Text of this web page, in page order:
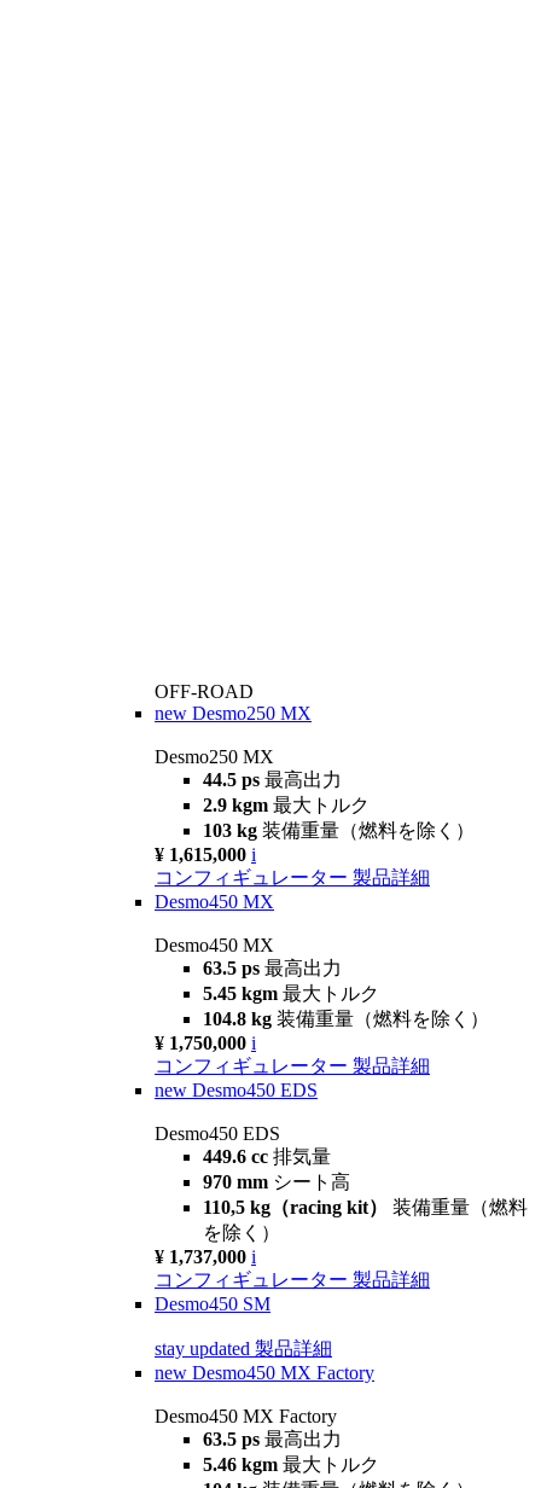
OFF-ROAD
new Desmo250 MX
Desmo250 MX
44.5 ps 最高出力
2.9 kgm 最大トルク
103 kg 装備重量（燃料を除く）
¥ 1,615,000 i
コンフィギュレーター 製品詳細
Desmo450 MX
Desmo450 MX
63.5 ps 最高出力
5.45 kgm 最大トルク
104.8 kg 装備重量（燃料を除く）
¥ 1,750,000 i
コンフィギュレーター 製品詳細
new Desmo450 EDS
Desmo450 EDS
449.6 cc 排気量
970 mm シート高
110,5 kg（racing kit） 装備重量（燃料
を除く）
¥ 1,737,000 i
コンフィギュレーター 製品詳細
Desmo450 SM
stay updated 製品詳細
new Desmo450 MX Factory
Desmo450 MX Factory
63.5 ps 最高出力
5.46 kgm 最大トルク